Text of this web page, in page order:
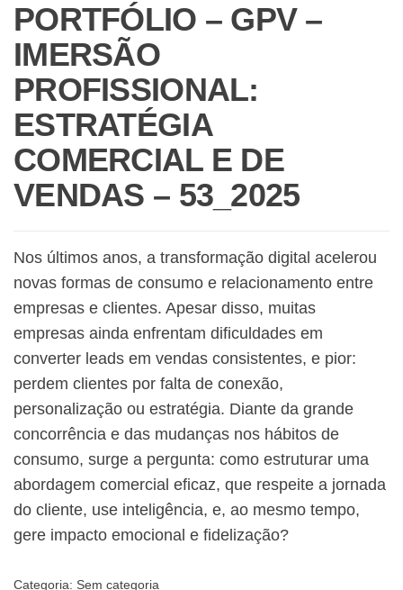
PORTFÓLIO – GPV –
IMERSÃO
PROFISSIONAL:
ESTRATÉGIA
COMERCIAL E DE
VENDAS – 53_2025
Nos últimos anos, a transformação digital acelerou
novas formas de consumo e relacionamento entre
empresas e clientes. Apesar disso, muitas
empresas ainda enfrentam dificuldades em
converter leads em vendas consistentes, e pior:
perdem clientes por falta de conexão,
personalização ou estratégia. Diante da grande
concorrência e das mudanças nos hábitos de
consumo, surge a pergunta: como estruturar uma
abordagem comercial eficaz, que respeite a jornada
do cliente, use inteligência, e, ao mesmo tempo,
gere impacto emocional e fidelização?
Categoria: Sem categoria